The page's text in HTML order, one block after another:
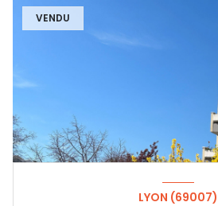
VENDU
LYON (69007)